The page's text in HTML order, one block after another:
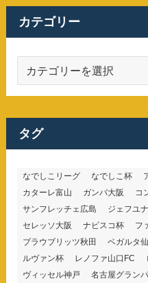
カテゴリー
ゴ
リ
ー
タグ
なでしこリーグ なでしこ杯
カターレ富山
ガンバ大阪 コ
サンフレッチェ広島
ジェフユ
セレッソ大阪
ナビスコ杯
フ
ブラウブリッツ秋田
ベガルタ
ルヴァン杯
レノファ山口FC
ヴィッセル神戸
名古屋グラン